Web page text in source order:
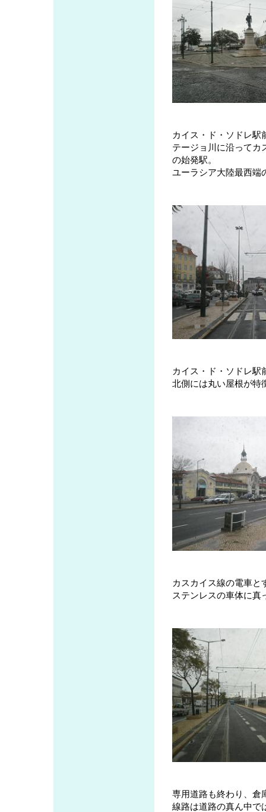
カイス・ド・ソドレ駅
テージョ川に沿ってカ
の始発駅。
ユーラシア大陸最西端
カイス・ド・ソドレ駅
北側には丸い屋根が特
カスカイス線の電車と
ステンレスの車体に真
専用道路も終わり、倉
線路は道路の真ん中で